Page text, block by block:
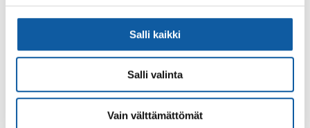
Salli kaikki
Salli valinta
Vain välttämättömät
Asiointi